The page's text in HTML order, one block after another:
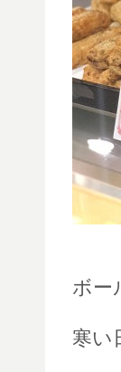
ボー
寒い